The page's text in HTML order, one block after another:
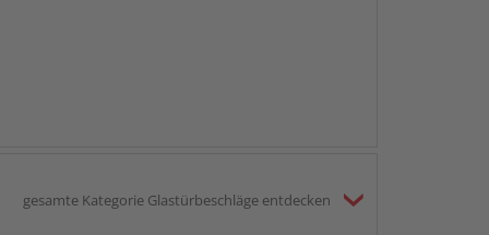
gesamte Kategorie Glastürbeschläge entdecken